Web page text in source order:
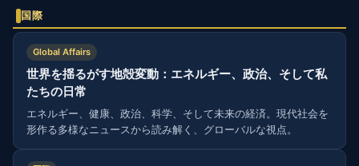
国際
Global Affairs
世界を揺るがす地殻変動：エネルギー、政治、そして私
たちの日常
エネルギー、健康、政治、科学、そして未来の経済。現代社会を
形作る多様なニュースから読み解く、グローバルな視点。